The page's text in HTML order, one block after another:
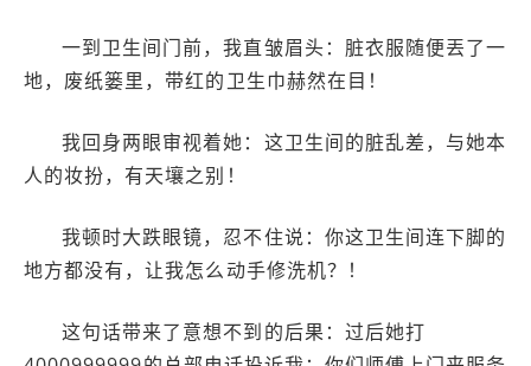
一到卫生间门前，我直皱眉头：脏衣服随便丟了一
地，废纸篓里，带红的卫生巾赫然在目！
我回身两眼审视着她：这卫生间的脏乱差，与她本
人的妆扮，有天壤之别！
我顿时大跌眼镜，忍不住说：你这卫生间连下脚的
地方都没有，让我怎么动手修洗机？！
这句话带来了意想不到的后果：过后她打